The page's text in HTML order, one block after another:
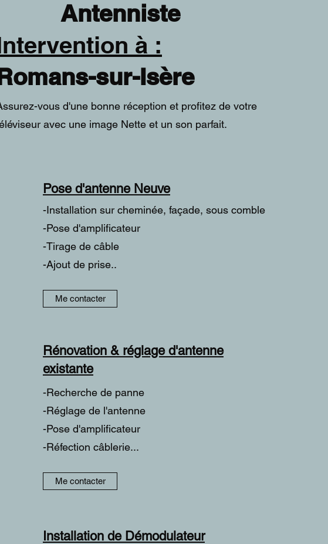
Antenniste
à :
sur-Isère
vous d'une bonne réception et profitez de votre
avec une image Nette et un son parfait.
Pose d'antenne Neuve
-Installation sur cheminée, façade, sous comble
-Pose d'amplificateur
-Tirage de câble
-Ajout de prise..
Me contacter
Rénovation & réglage d'antenne
existante
-Recherche de panne
-Réglage de l'antenne
-Pose d'amplificateur
-Réfection câblerie...
Me contacter
Installation de Démodulateur